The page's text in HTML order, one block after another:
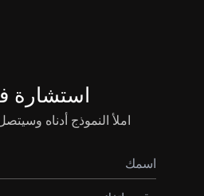
استشارة
املأ النموذج أدناه